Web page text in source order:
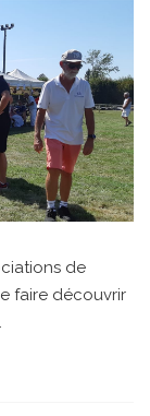
de
faire découvrir